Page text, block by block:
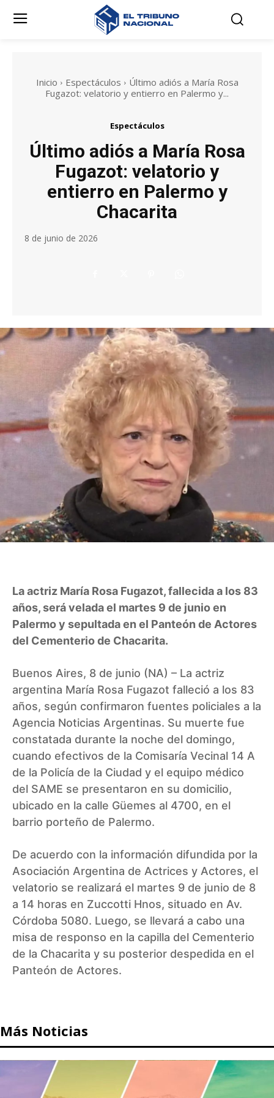
Inicio Espectáculos
Último adiós a María Rosa
Fugazot: velatorio y entierro en Palermo y...
Espectáculos
Último adiós a María Rosa
Fugazot: velatorio y
entierro en Palermo y
Chacarita
8 de junio de 2026
La actriz María Rosa Fugazot, fallecida a los 83
años, será velada el martes 9 de junio en
Palermo y sepultada en el Panteón de Actores
del Cementerio de Chacarita.
Buenos Aires, 8 de junio (NA) – La actriz
argentina María Rosa Fugazot falleció a los 83
años, según confirmaron fuentes policiales a la
Agencia Noticias Argentinas. Su muerte fue
constatada durante la noche del domingo,
cuando efectivos de la Comisaría Vecinal 14 A
de la Policía de la Ciudad y el equipo médico
del SAME se presentaron en su domicilio,
ubicado en la calle Güemes al 4700, en el
barrio porteño de Palermo.
De acuerdo con la información difundida por la
Asociación Argentina de Actrices y Actores, el
velatorio se realizará el martes 9 de junio de 8
a 14 horas en Zuccotti Hnos, situado en Av.
Córdoba 5080. Luego, se llevará a cabo una
misa de responso en la capilla del Cementerio
de la Chacarita y su posterior despedida en el
Panteón de Actores.
Más Noticias